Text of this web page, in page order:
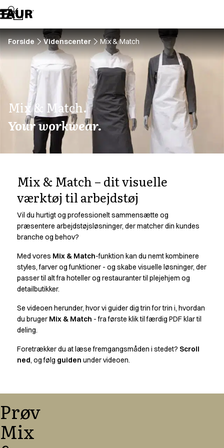
Sortiment
Bukser
Busseronner
Forklæder
Hovedbeklædning
Jakker
Kokke- & serveringsskjorter
Kokkejakker
Nederdele
Poloshirts
Skjorter
Tilbehør
T-shirts
Veste
A-Collection
Active Line
Black Line
Blue Line
Color Line
Comfy Fit
Dark Rock
Essential Line
Hygiejne Certificeret
Oxford Skjorter
Performance Line
Raw
Rock Cross
Udforsk vores nyheder
Forside Videnscenter Mix & Match
Mix & Match.
Your workwear.
Mix & Match – dit visuelle
værktøj til arbejdstøj
Vil du hurtigt og professionelt sammensætte og
præsentere arbejdstøjsløsninger, der matcher din kundes
branche og behov?
Med vores Mix & Match-funktion kan du nemt kombinere
styles, farver og funktioner - og skabe visuelle løsninger, der
passer til alt fra hoteller og restauranter til plejehjem og
detailbutikker.
Se videoen herunder, hvor vi guider dig trin for trin i, hvordan
du bruger Mix & Match - fra første klik til færdig PDF klar til
deling.
Foretrækker du at læse fremgangsmåden i stedet? Scroll
ned, og følg guiden under videoen.
Prøv
Mix